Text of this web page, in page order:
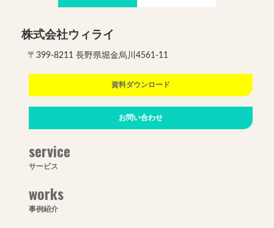
株式会社ウィライ
〒399-8211 長野県堀金烏川4561-11
資料ダウンロード
お問い合わせ
service
サービス
works
事例紹介